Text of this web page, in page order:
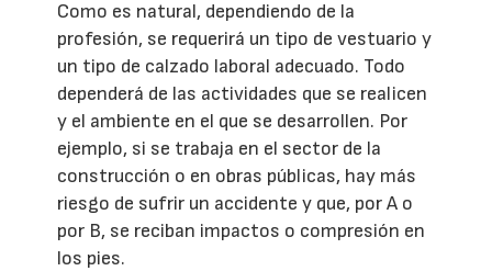
Como es natural, dependiendo de la
profesión, se requerirá un tipo de vestuario y
un tipo de calzado laboral adecuado. Todo
dependerá de las actividades que se realicen
y el ambiente en el que se desarrollen. Por
ejemplo, si se trabaja en el sector de la
construcción o en obras públicas, hay más
riesgo de sufrir un accidente y que, por A o
por B, se reciban impactos o compresión en
los pies.